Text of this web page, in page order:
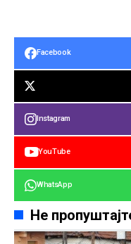
Facebook
Instagram
YouTube
WhatsApp
Не